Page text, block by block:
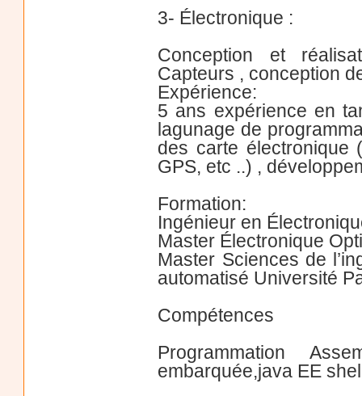
3- Électronique :
Conception et
Capteurs , conception
Expérience:
5 ans expérience en
lagunage de
des carte électronique
GPS, etc ..) ,
Formation:
Ingénieur en
Master Électronique
Master Sciences de
automatisé Université
Compétences
Programmation
embarquée,java EE